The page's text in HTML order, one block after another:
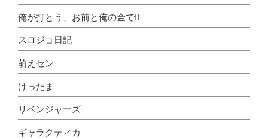
俺が打とう、お前と俺の金で!!
スロジョ日記
萌えセン
けったま
リベンジャーズ
ギャラクティカ